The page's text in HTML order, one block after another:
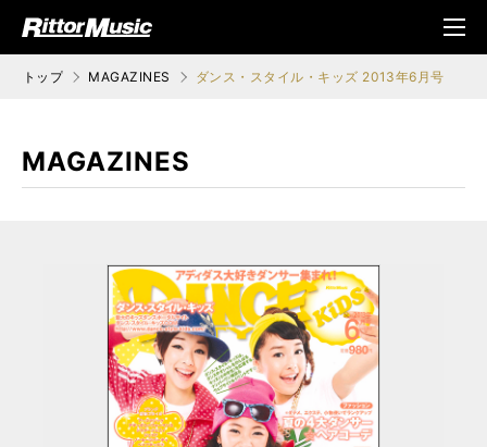
ジック (Rittor Musi
メニ
ュ
トップ MAGAZINES ダンス・スタイル・キッズ 2013年6月号
MAGAZINES